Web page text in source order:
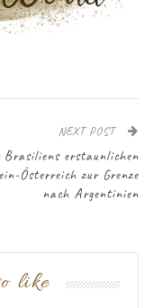
NEXT POST
Brasiliens erstaunlichen
Österreich zur Grenze
nach Argentinien
like